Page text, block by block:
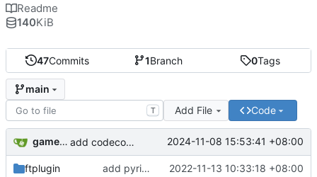
47Commits 1Branch 0Tags
main
T Add File Code
gameloader add codecompanin and change theme 2024-11-08 15:53:41 +08:00
ftplugin add pyright and buffer code folder, markdwon use mdflow 2022-11-13 10:33:18 +08:00
Readme
140KiB